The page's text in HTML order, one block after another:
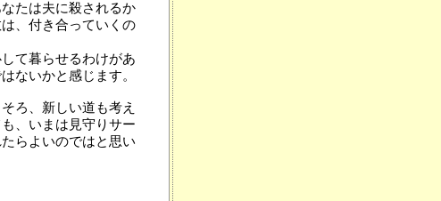
たは夫に殺されるか
、付き合っていくの
て暮らせるわけがあ
ないかと感じます。
ろ、新しい道も考え
、いまは見守りサー
らよいのではと思い